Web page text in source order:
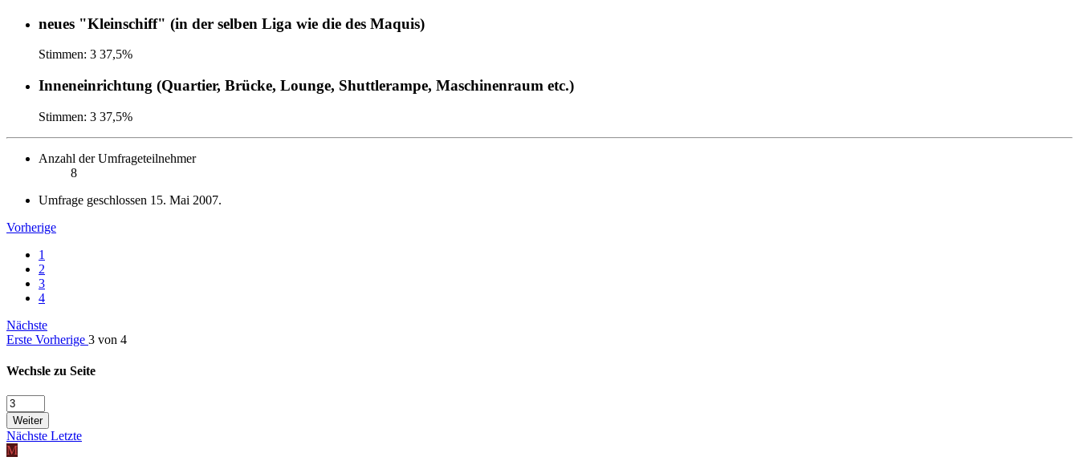
neues "Kleinschiff" (in der selben Liga wie die des Maquis)
Stimmen: 3 37,5%
Inneneinrichtung (Quartier, Brücke, Lounge, Shuttlerampe, Maschinenraum etc.)
Stimmen: 3 37,5%
Anzahl der Umfrageteilnehmer
8
Umfrage geschlossen 15. Mai 2007.
Vorherige
1
2
3
4
Nächste
Erste Vorherige 3 von 4
Wechsle zu Seite
Weiter
Nächste Letzte
M